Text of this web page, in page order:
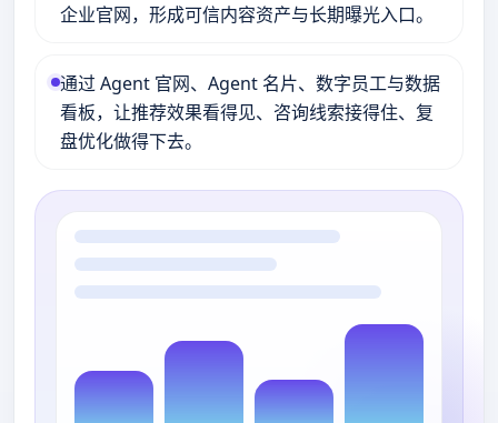
企业官网，形成可信内容资产与长期曝光入口。
通过 Agent 官网、Agent 名片、数字员工与数据
看板，让推荐效果看得见、咨询线索接得住、复
盘优化做得下去。